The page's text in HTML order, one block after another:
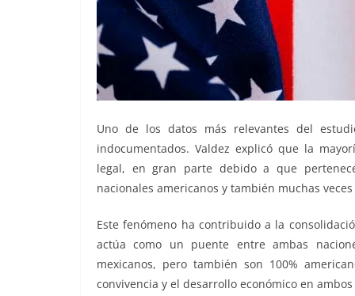
Uno de los datos más relevantes del
indocumentados. Valdez explicó que la
legal, en gran parte debido a que
nacionales americanos y también muchas
Este fenómeno ha contribuido a la
actúa como un puente entre ambas
mexicanos, pero también son 100%
convivencia y el desarrollo económico en